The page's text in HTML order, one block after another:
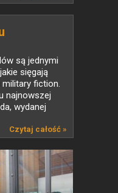
są jednymi
sięgają
fiction.
najnowszej
wydanej
Czytaj całość »